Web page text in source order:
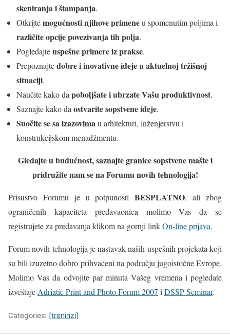
skeniranja i štampanja.
Otkrijtemogućnosti njihove primeneu spomenutim poljima i
različite opcije povezivanja tih polja.
Pogledajteuspešne primere iz prakse.
Prepoznajtedobre i inovativne ideje u aktuelnoj tržišnoj
situaciji.
Naučite kako da poboljšate i ubrzate Vašu produktivnost.
Saznajte kako da ostvarite sopstvene ideje.
Suočite se sa izazovimau arhitekturi, inženjerstvu i
konstrukcijskom menadžmentu.
Gledajte u budućnost, saznajte granice sopstvene mašte i
pridružite nam se na Forumu novih tehnologija!
Prisustvo Forumu je u potpunostiBESPLATNO, ali zbog
ograničenih kapaciteta predavaonica molimo Vas da se
registrujete za predavanja klikom na gornji linkOn-line prijava.
Forum novih tehnologija je nastavak naših uspešnih projekata koji
su bili izuzetno dobro prihvaćeni na području jugoistočne Evrope.
Molimo Vas da odvojite par minuta Vašeg vremena i pogledate
izveštaje Adriatic Print and Photo Forum 2007 i DSSP Seminar.
Categories: [treninzi]